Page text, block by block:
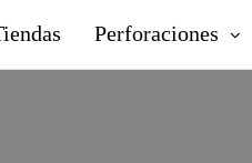
Perforaciones